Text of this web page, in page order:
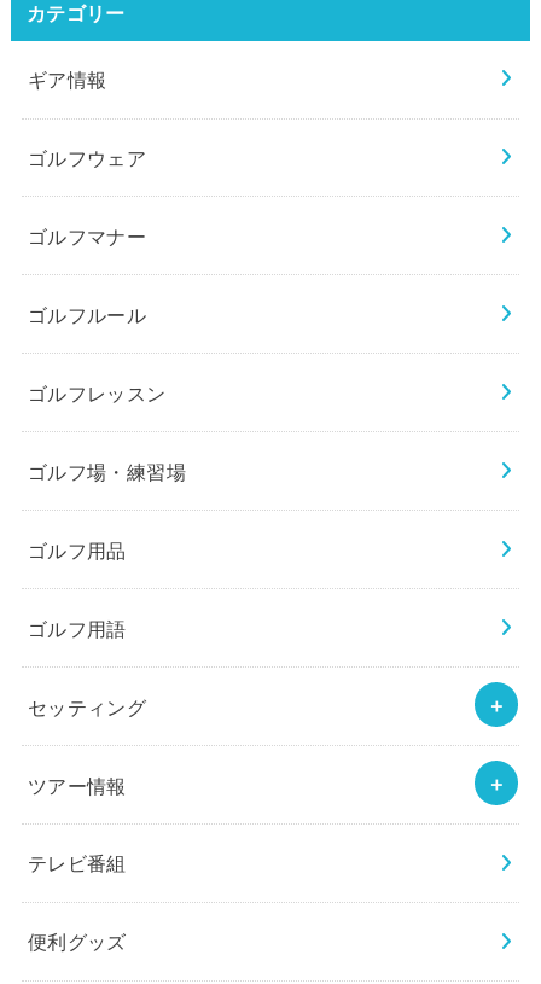
カテゴリー
ギア情報
ゴルフウェア
ゴルフマナー
ゴルフルール
ゴルフレッスン
ゴルフ場・練習場
ゴルフ用品
ゴルフ用語
セッティング
ツアー情報
テレビ番組
便利グッズ